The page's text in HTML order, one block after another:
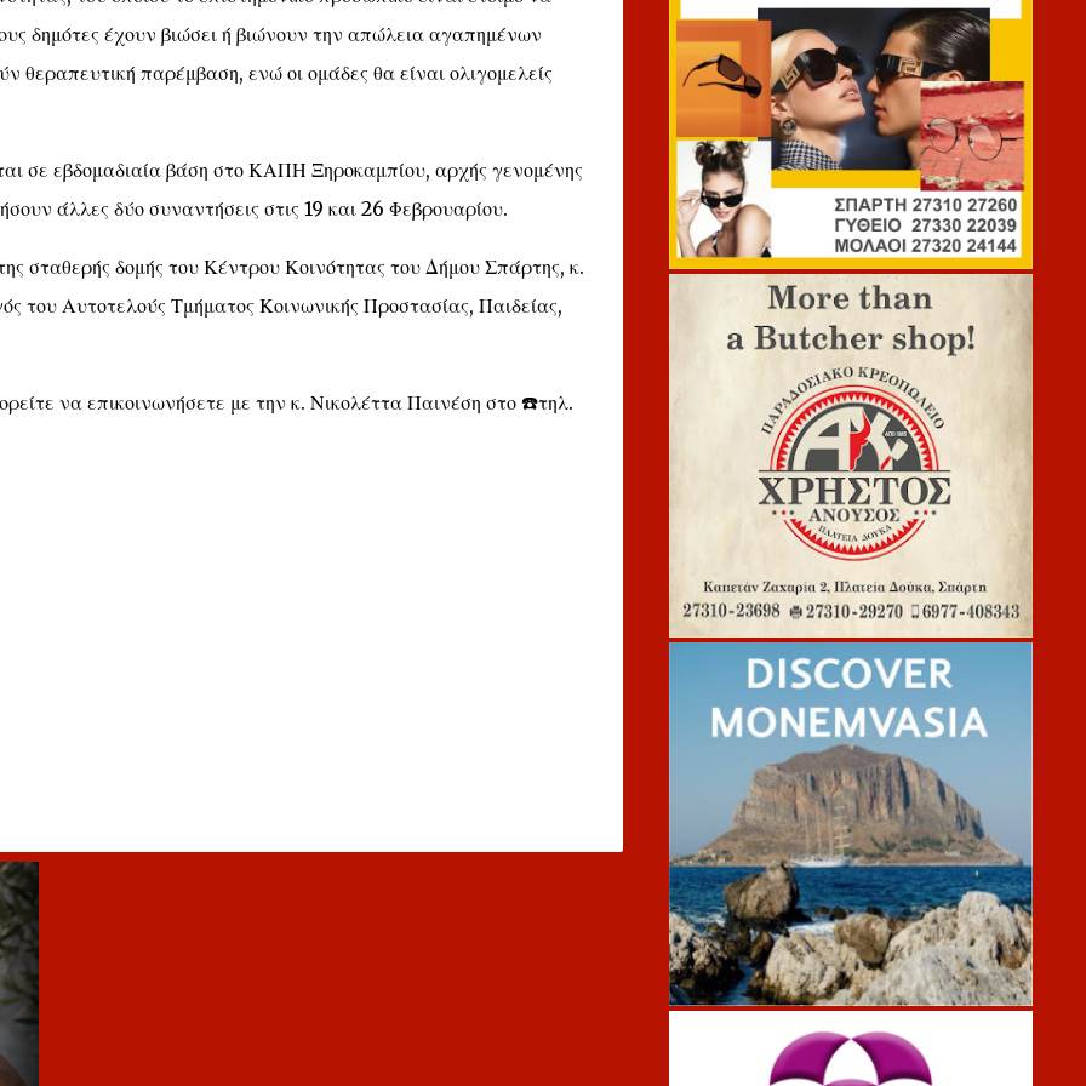
δημότες έχουν βιώσει ή βιώνουν την απώλεια αγαπημένων
παρέμβαση, ενώ οι ομάδες θα είναι ολιγομελείς
σε εβδομαδιαία βάση στο ΚΑΠΗ Ξηροκαμπίου, αρχής γενομένης
άλλες δύο συναντήσεις στις 19 και 26 Φεβρουαρίου.
σταθερής δομής του Κέντρου Κοινότητας του Δήμου Σπάρτης, κ.
του Αυτοτελούς Τμήματος Κοινωνικής Προστασίας, Παιδείας,
να επικοινωνήσετε με την κ. Νικολέττα Παινέση στο ☎️τηλ.